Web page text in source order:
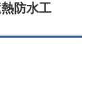
防水工